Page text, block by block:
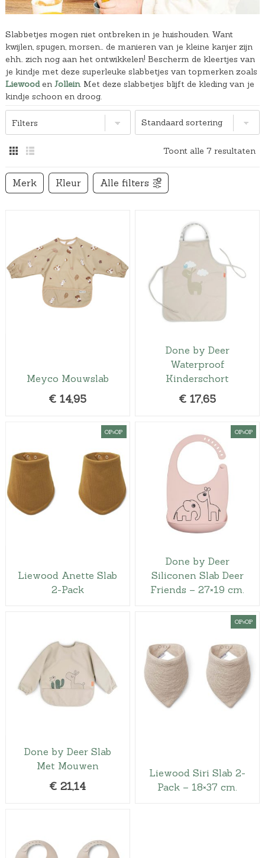
Slabbetjes mogen niet ontbreken in je huishouden. Want
kwijlen, spugen, morsen… de manieren van je kleine kanjer zijn
ehh.. zich nog aan het ontwikkelen! Bescherm de kleertjes van
je kindje met deze superleuke slabbetjes van topmerken zoals
Liewooden Jollein. Met deze slabbetjes blijft de kleding van je
kindje schoon en droog.
Filters
Toont alle 7 resultaten
Merk Kleur Alle filters
Meyco Mouwslab
€ 14,95
Done by Deer
Waterproof
Kinderschort
€ 17,65
OP=OP
Liewood Anette Slab
2-Pack
OP=OP
Done by Deer
Siliconen Slab Deer
Friends – 27×19 cm.
Done by Deer Slab
Met Mouwen
€ 21,14
OP=OP
Liewood Siri Slab 2-
Pack – 18×37 cm.